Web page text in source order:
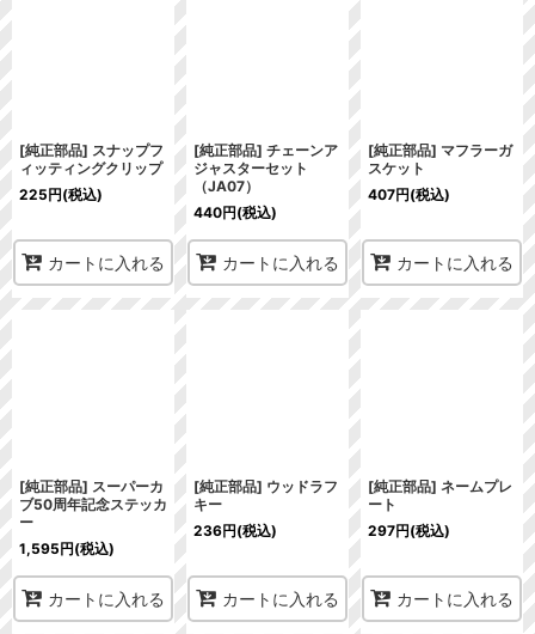
[純正部品] スナップフ
ィッティングクリップ
225円(税込)
カートに入れる
[純正部品] チェーンア
ジャスターセット
（JA07）
440円(税込)
カートに入れる
[純正部品] マフラーガ
スケット
407円(税込)
カートに入れる
[純正部品] スーパーカ
ブ50周年記念ステッカ
ー
1,595円(税込)
カートに入れる
[純正部品] ウッドラフ
キー
236円(税込)
カートに入れる
[純正部品] ネームプレ
ート
297円(税込)
カートに入れる